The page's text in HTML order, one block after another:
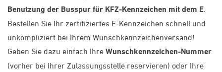
Benutzung der Busspur für KFZ-Kennzeichen mit dem E
Bestellen Sie Ihr zertifiziertes E-Kennzeichen schnell und
unkompliziert bei Ihrem Wunschkennzeichenversand!
Geben Sie dazu einfach Ihre Wunschkennzeichen-Nummer
(vorher bei Ihrer Zulassungsstelle reservieren) oder Ihre